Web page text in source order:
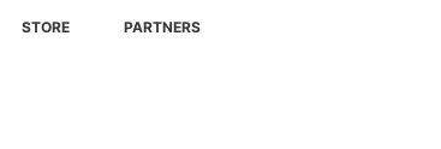
STORE PARTNERS